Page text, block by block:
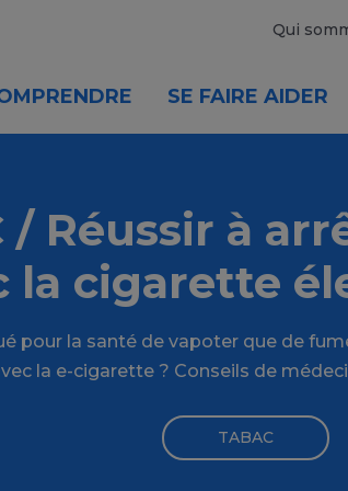
Qui
SE FAIRE AIDER
/ Réussir à
la cigarette
pour la santé de vapoter que de
la e-cigarette ? Conseils de
TABAC